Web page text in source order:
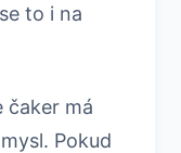
to i na
čaker má
Pokud